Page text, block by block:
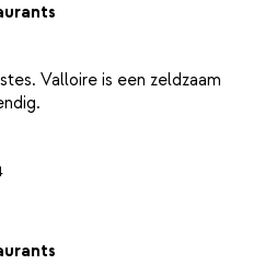
Valloire is een zeldzaam